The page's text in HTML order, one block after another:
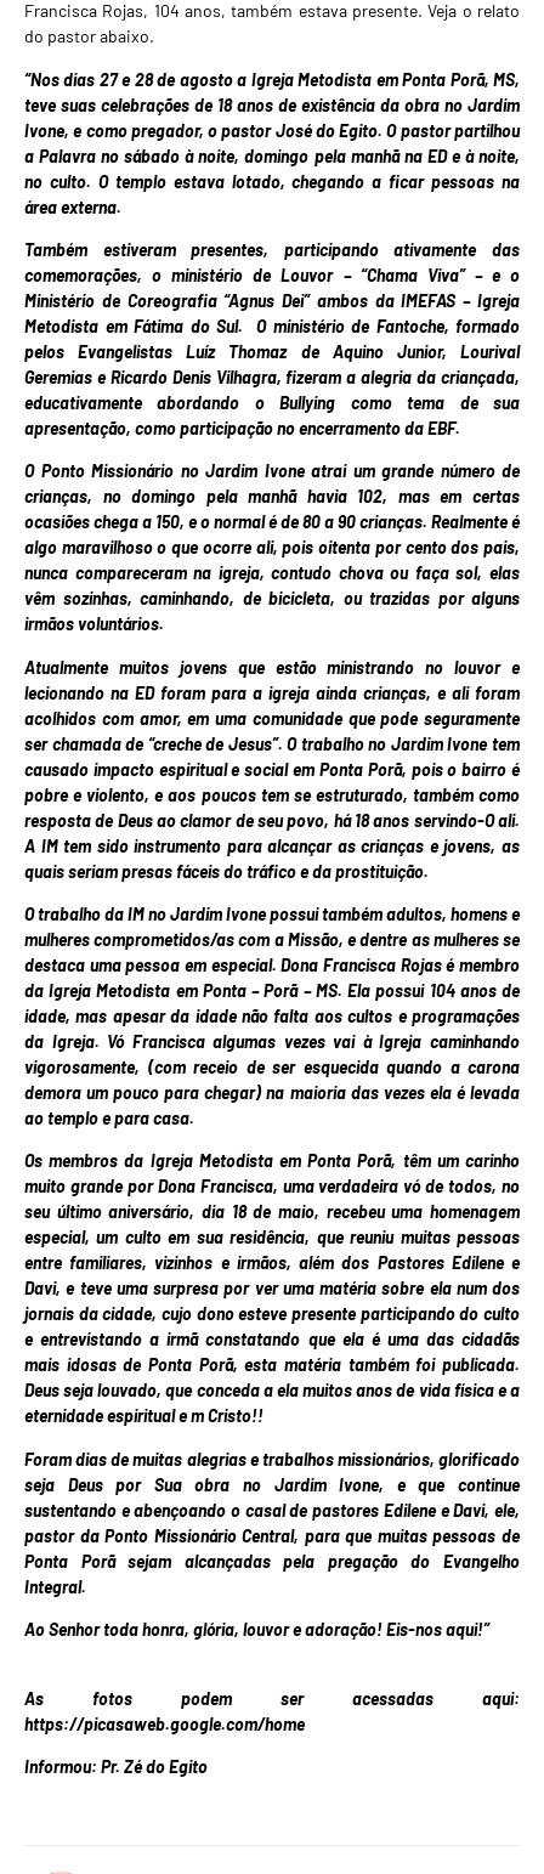
Francisca Rojas, 104 anos, também estava presente. Veja o relato
do pastor abaixo.
“Nos dias 27 e 28 de agosto a Igreja Metodista em Ponta Porã, MS,
teve suas celebrações de 18 anos de existência da obra no Jardim
Ivone, e como pregador, o pastor José do Egito. O pastor partilhou
a Palavra no sábado à noite, domingo pela manhã na ED e à noite,
no culto. O templo estava lotado, chegando a ficar pessoas na
área externa.
Também estiveram presentes, participando ativamente das
comemorações, o ministério de Louvor – “Chama Viva” – e o
Ministério de Coreografia “Agnus Dei” ambos da IMEFAS – Igreja
Metodista em Fátima do Sul. O ministério de Fantoche, formado
pelos Evangelistas Luíz Thomaz de Aquino Junior, Lourival
Geremias e Ricardo Denis Vilhagra, fizeram a alegria da criançada,
educativamente abordando o Bullying como tema de sua
apresentação, como participação no encerramento da EBF.
O Ponto Missionário no Jardim Ivone atrai um grande número de
crianças, no domingo pela manhã havia 102, mas em certas
ocasiões chega a 150, e o normal é de 80 a 90 crianças. Realmente é
algo maravilhoso o que ocorre ali, pois oitenta por cento dos pais,
nunca compareceram na igreja, contudo chova ou faça sol, elas
vêm sozinhas, caminhando, de bicicleta, ou trazidas por alguns
irmãos voluntários.
Atualmente muitos jovens que estão ministrando no louvor e
lecionando na ED foram para a igreja ainda crianças, e ali foram
acolhidos com amor, em uma comunidade que pode seguramente
ser chamada de “creche de Jesus”. O trabalho no Jardim Ivone tem
causado impacto espiritual e social em Ponta Porã, pois o bairro é
pobre e violento, e aos poucos tem se estruturado, também como
resposta de Deus ao clamor de seu povo, há 18 anos servindo-O ali.
A IM tem sido instrumento para alcançar as crianças e jovens, as
quais seriam presas fáceis do tráfico e da prostituição.
O trabalho da IM no Jardim Ivone possui também adultos, homens e
mulheres comprometidos/as com a Missão, e dentre as mulheres se
destaca uma pessoa em especial. Dona Francisca Rojas é membro
da Igreja Metodista em Ponta – Porã – MS. Ela possui 104 anos de
idade, mas apesar da idade não falta aos cultos e programações
da Igreja. Vó Francisca algumas vezes vai à Igreja caminhando
vigorosamente, (com receio de ser esquecida quando a carona
demora um pouco para chegar) na maioria das vezes ela é levada
ao templo e para casa.
Os membros da Igreja Metodista em Ponta Porã, têm um carinho
muito grande por Dona Francisca, uma verdadeira vó de todos, no
seu último aniversário, dia 18 de maio, recebeu uma homenagem
especial, um culto em sua residência, que reuniu muitas pessoas
entre familiares, vizinhos e irmãos, além dos Pastores Edilene e
Davi, e teve uma surpresa por ver uma matéria sobre ela num dos
jornais da cidade, cujo dono esteve presente participando do culto
e entrevistando a irmã constatando que ela é uma das cidadãs
mais idosas de Ponta Porã, esta matéria também foi publicada.
Deus seja louvado, que conceda a ela muitos anos de vida física e a
eternidade espiritual e m Cristo!!
Foram dias de muitas alegrias e trabalhos missionários, glorificado
seja Deus por Sua obra no Jardim Ivone, e que continue
sustentando e abençoando o casal de pastores Edilene e Davi, ele,
pastor da Ponto Missionário Central, para que muitas pessoas de
Ponta Porã sejam alcançadas pela pregação do Evangelho
Integral.
Ao Senhor toda honra, glória, louvor e adoração! Eis-nos aqui!”
As fotos podem ser acessadas aqui:
https://picasaweb.google.com/home
Informou: Pr. Zé do Egito